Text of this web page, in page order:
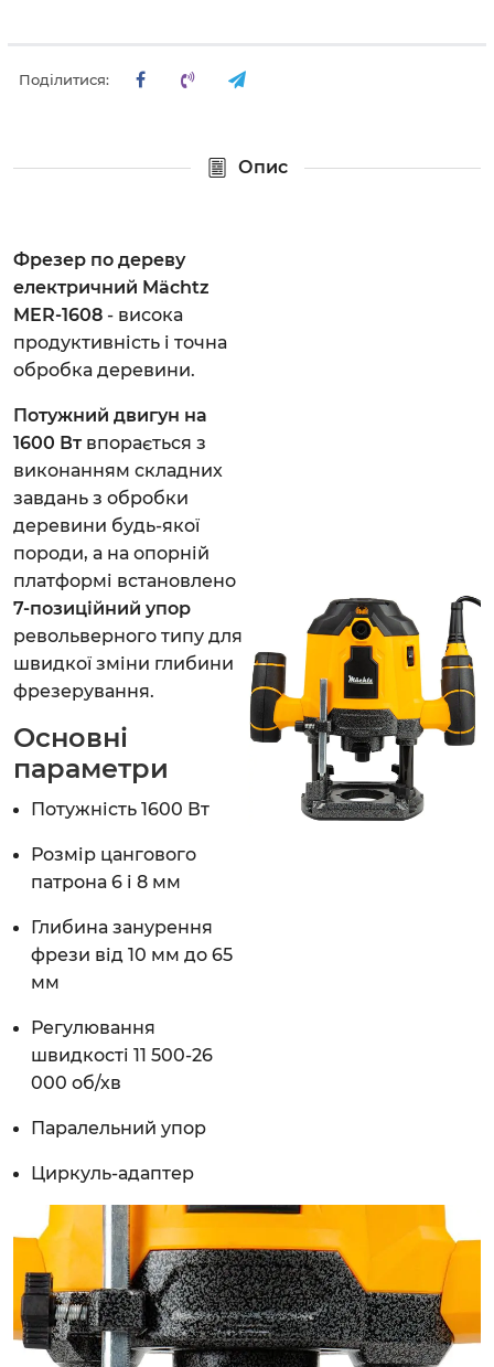
Поділитися:
Опис
Фрезер по дереву
електричний Mächtz
MER-1608 - висока
продуктивність і точна
обробка деревини.
Потужний двигун на
1600 Втвпорається з
виконанням складних
завдань з обробки
деревини будь-якої
породи, а на опорній
платформі встановлено
7-позиційний упор
револьверного типу для
швидкої зміни глибини
фрезерування.
Основні
параметри
Потужність 1600 Вт
Розмір цангового
патрона 6 і 8 мм
Глибина занурення
фрези від 10 мм до 65
мм
Регулювання
швидкості 11 500-26
000 об/хв
Паралельний упор
Циркуль-адаптер